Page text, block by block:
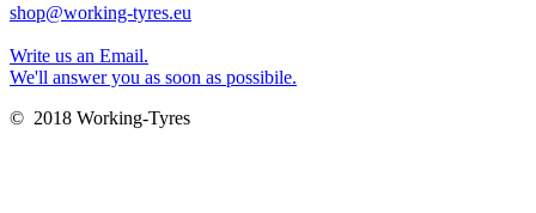
shop@working-tyres.eu
Write us an Email.
We'll answer you as soon as possibile.
© 2018 Working-Tyres